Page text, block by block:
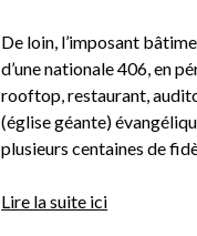
De loin, l’imposant
d’une nationale 406, en
rooftop, restaurant,
(église géante)
plusieurs centaines de
Lire la suite ici